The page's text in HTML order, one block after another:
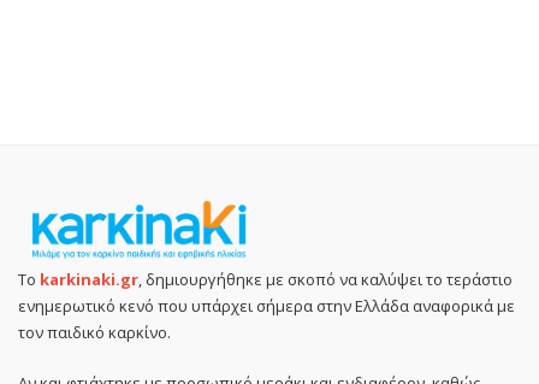
Το karkinaki.gr, δημιουργήθηκε με σκοπό να καλύψει το τεράστιο
ενημερωτικό κενό που υπάρχει σήμερα στην Ελλάδα αναφορικά με
τον παιδικό καρκίνο.